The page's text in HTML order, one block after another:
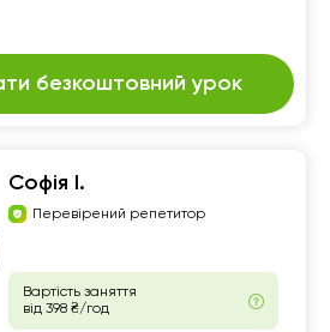
безкоштовний урок
Софія І.
Перевірений репетитор
Вартість заняття
від 398 ₴/год